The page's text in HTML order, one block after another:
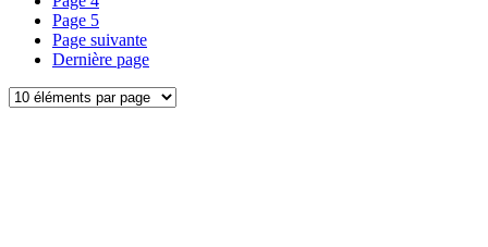
Page 5
Page suivante
Dernière page